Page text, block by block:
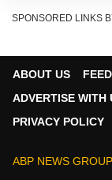
दमदार किरदार
SPONSORED LINKS
ABOUT US
ADVERTISE WITH
PRIVACY POLICY
ABP NEWS